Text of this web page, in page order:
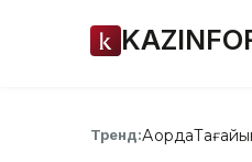
Тренд:Ақорда